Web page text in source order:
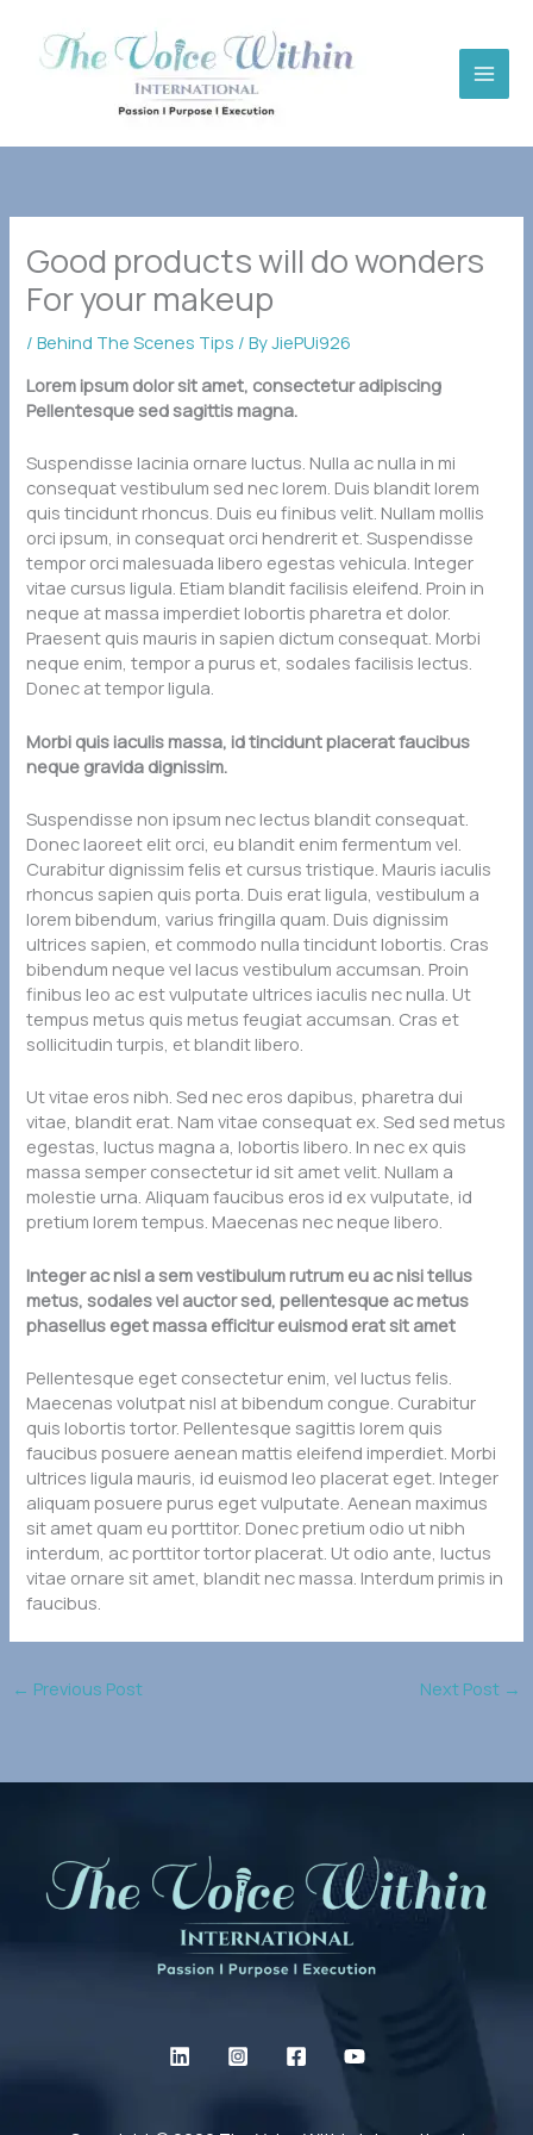
content
Good products will do wonders
For your makeup
/Behind The Scenes Tips / ByJiePUi926
Lorem ipsum dolor sit amet, consectetur adipiscing
Pellentesque sed sagittis magna.
Suspendisse lacinia ornare luctus. Nulla ac nulla in mi
consequat vestibulum sed nec lorem. Duis blandit lorem
quis tincidunt rhoncus. Duis eu finibus velit. Nullam mollis
orci ipsum, in consequat orci hendrerit et. Suspendisse
tempor orci malesuada libero egestas vehicula. Integer
vitae cursus ligula. Etiam blandit facilisis eleifend. Proin in
neque at massa imperdiet lobortis pharetra et dolor.
Praesent quis mauris in sapien dictum consequat. Morbi
neque enim, tempor a purus et, sodales facilisis lectus.
Donec at tempor ligula.
Morbi quis iaculis massa, id tincidunt placerat faucibus
neque gravida dignissim.
Suspendisse non ipsum nec lectus blandit consequat.
Donec laoreet elit orci, eu blandit enim fermentum vel.
Curabitur dignissim felis et cursus tristique. Mauris iaculis
rhoncus sapien quis porta. Duis erat ligula, vestibulum a
lorem bibendum, varius fringilla quam. Duis dignissim
ultrices sapien, et commodo nulla tincidunt lobortis. Cras
bibendum neque vel lacus vestibulum accumsan. Proin
finibus leo ac est vulputate ultrices iaculis nec nulla. Ut
tempus metus quis metus feugiat accumsan. Cras et
sollicitudin turpis, et blandit libero.
Ut vitae eros nibh. Sed nec eros dapibus, pharetra dui
vitae, blandit erat. Nam vitae consequat ex. Sed sed metus
egestas, luctus magna a, lobortis libero. In nec ex quis
massa semper consectetur id sit amet velit. Nullam a
molestie urna. Aliquam faucibus eros id ex vulputate, id
pretium lorem tempus. Maecenas nec neque libero.
Integer ac nisl a sem vestibulum rutrum eu ac nisi tellus
metus, sodales vel auctor sed, pellentesque ac metus
phasellus eget massa efficitur euismod erat sit amet
Pellentesque eget consectetur enim, vel luctus felis.
Maecenas volutpat nisl at bibendum congue. Curabitur
quis lobortis tortor. Pellentesque sagittis lorem quis
faucibus posuere aenean mattis eleifend imperdiet. Morbi
ultrices ligula mauris, id euismod leo placerat eget. Integer
aliquam posuere purus eget vulputate. Aenean maximus
sit amet quam eu porttitor. Donec pretium odio ut nibh
interdum, ac porttitor tortor placerat. Ut odio ante, luctus
vitae ornare sit amet, blandit nec massa. Interdum primis in
faucibus.
← Previous Post Next Post →